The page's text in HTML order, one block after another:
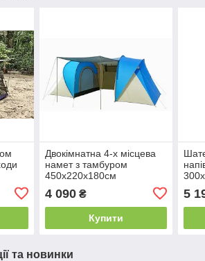
Двокімнатна 4-х місцева
намет з тамбуром
450х220х180см
4 090₴
Купити
5
та новинки